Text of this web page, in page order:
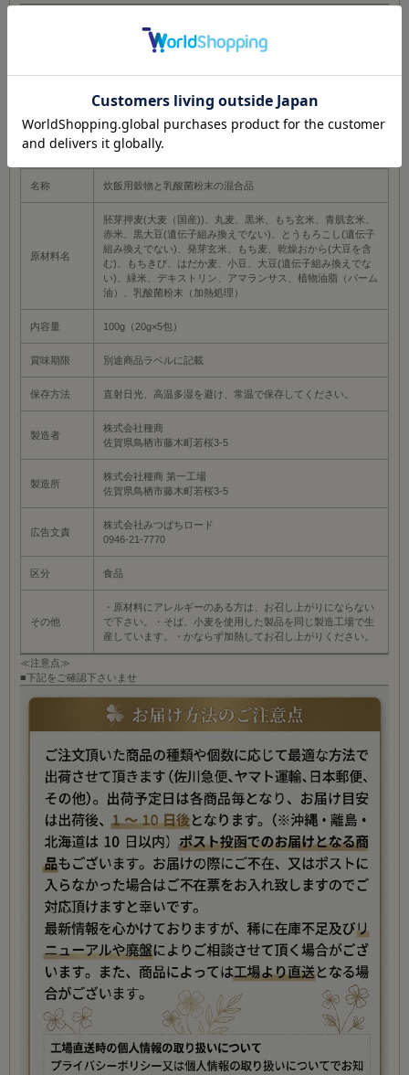
変更等に伴い、予告なく裏面表記や使用原材料、パッケージデザイン等が変更と
なっている場合がございます。予めご了承下さいませ。ご使用前に必ず商品表示
及び食品アレルギーの心配のある方はご注意下さい。）／【商品概要】1包（20
食事から乳酸菌を摂取していただけます。熱に強いヘルパー乳酸菌を使用してい
るため炊飯にも適しています。1～2合に1包加えて炊飯するだけの簡単調理、使い
名称 炊飯用穀物と乳酸菌粉末の混合品
原材料名
胚芽押麦(大麦（国産))、丸麦、黒米、もち玄米、青肌玄米、
赤米、黒大豆(遺伝子組み換えでない)、とうもろこし(遺伝子
組み換えでない)、発芽玄米、もち麦、乾燥おから(大豆を含
む)、もちきび、はだか麦、小豆、大豆(遺伝子組み換えでな
い)、緑米、デキストリン、アマランサス、植物油脂（パーム
油）、乳酸菌粉末（加熱処理）
内容量 100g（20g×5包）
賞味期限 別途商品ラベルに記載
保存方法 直射日光、高温多湿を避け、常温で保存してください。
製造者
株式会社種商
佐賀県鳥栖市藤木町若桜3-5
製造所
株式会社種商 第一工場
佐賀県鳥栖市藤木町若桜3-5
広告文責
株式会社みつばちロード
0946-21-7770
区分 食品
その他
・原材料にアレルギーのある方は、お召し上がりにならない
で下さい。・そば、小麦を使用した製品を同じ製造工場で生
産しています。・かならず加熱してお召し上がりください。
≪注意点≫
■下記をご確認下さいませ